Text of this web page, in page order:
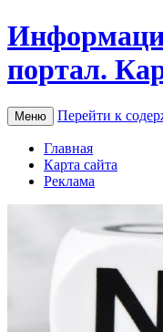
портал.
Меню Перейти к
Главная
Карта сайта
Реклама